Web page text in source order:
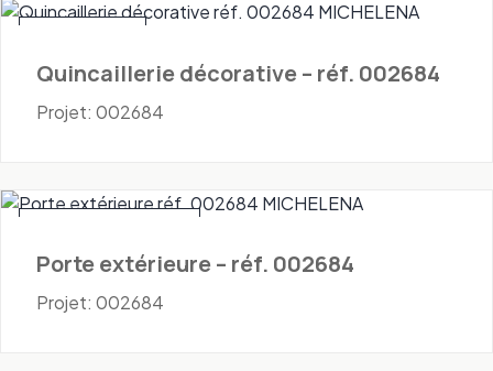
Quincaillerie décorative – réf. 002684
Projet: 002684
Porte extérieure – réf. 002684
Projet: 002684